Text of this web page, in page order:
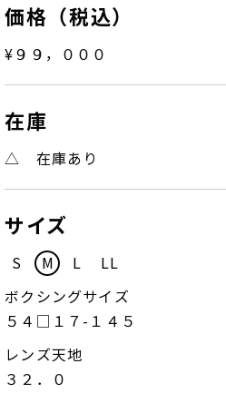
価格（税込）
¥９９，０００
在庫
△ 在庫あり
サイズ
S
M L
LL
ボクシングサイズ
５４□１７-１４５
レンズ天地
３２．０